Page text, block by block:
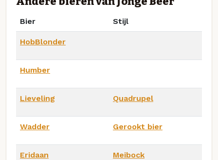
Bier Stijl
HobBlonder
Humber
Lieveling Quadrupel
Wadder Gerookt bier
Eridaan Meibock